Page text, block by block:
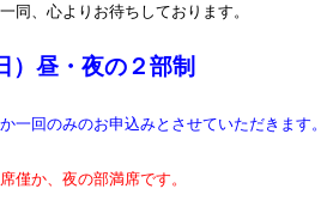
同、心よりお待ちしております。
）昼・夜の２部制
回のみのお申込みとさせていただきます。
僅か、夜の部満席です。